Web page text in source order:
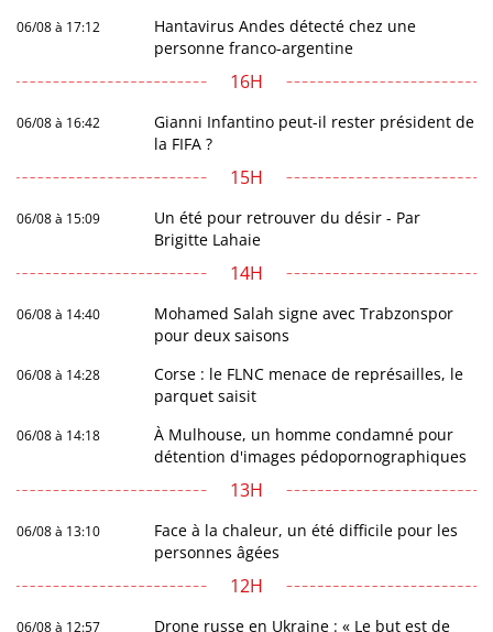
06/08 à 17:12
Hantavirus Andes détecté chez une
personne franco-argentine
16H
06/08 à 16:42
Gianni Infantino peut-il rester président de
la FIFA ?
15H
06/08 à 15:09
Un été pour retrouver du désir - Par
Brigitte Lahaie
14H
06/08 à 14:40
Mohamed Salah signe avec Trabzonspor
pour deux saisons
06/08 à 14:28
Corse : le FLNC menace de représailles, le
parquet saisit
06/08 à 14:18
À Mulhouse, un homme condamné pour
détention d'images pédopornographiques
13H
06/08 à 13:10
Face à la chaleur, un été difficile pour les
personnes âgées
12H
06/08 à 12:57
Drone russe en Ukraine : « Le but est de